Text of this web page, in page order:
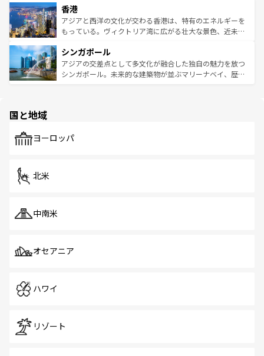
とつ。フォーやバインミー、ベトナムコーヒーなどは、ぜ
ひ現地で味わいたい。どの地域を訪れてもあたたかい人々
が旅行者を迎えてくれるので、きっと忘れられない旅にな
参照してほしい。
の活気が交差している。北部ではチェンマイなどの山岳地
帯で自然と触れ合い、南部ではプーケットやクラビの美し
いビーチでリゾート気分を楽しむことができる。タイ料理
激する。気候は一年中温暖で、どの季節にも異なる楽しみ
が待っている。親しみやすいタイの人々、仏教を中心とし
た文化、そして多様な観光資源が、訪れる旅人を魅了し続
香港
アジアと西洋の文化が交わる香港は、特有のエネルギーを
もっている。ヴィクトリア湾に広がる壮大な景色、近未来
み、どこを訪れても感動するはず。観光スポットが密集し
ており、効率よく見どころを回れるのも魅力。息をのむよ
うな絶景から文化的な体験まで、香港を存分に楽しみ尽く
シンガポール
アジアの交差点として多文化が融合した独自の魅力を放つ
シンガポール。未来的な建築物が並ぶマリーナベイ、歴史
で、ホーカーズは地元の風情を楽しめる外せないスポット
国と地域
ヨーロッパ
北米
中南米
オセアニア
ハワイ
リゾート